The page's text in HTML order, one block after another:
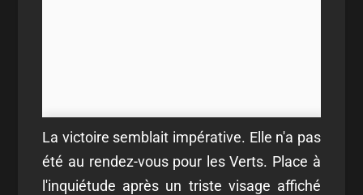
La victoire semblait impérative. Elle n'a pas
été au rendez-vous pour les Verts. Place à
l'inquiétude après un triste visage affiché